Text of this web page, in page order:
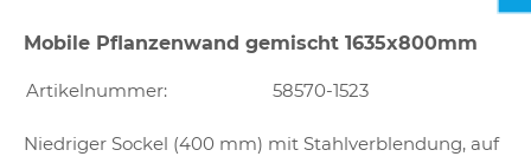
Mobile Pflanzenwand gemischt 1635x800mm
Artikelnummer: 58570-1523
Niedriger Sockel (400 mm) mit Stahlverblendung, auf